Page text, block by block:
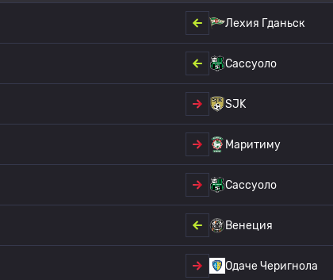
Лехия Гданьск
Сассуоло
SJK
Маритиму
Сассуоло
Венеция
Одаче Черигнола